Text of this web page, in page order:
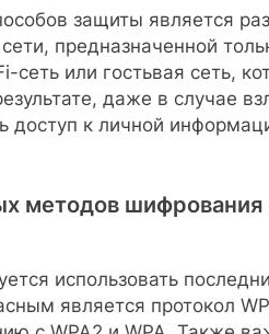
защиты является
предназначенной
сеть или гостьвая сеть,
даже в случае
доступ к личной
методов шифрования
использовать
является протокол